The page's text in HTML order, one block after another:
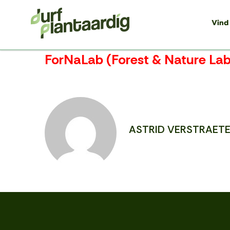
Vind
ForNaLab (Forest & Nature
ASTRID VERSTRAETE